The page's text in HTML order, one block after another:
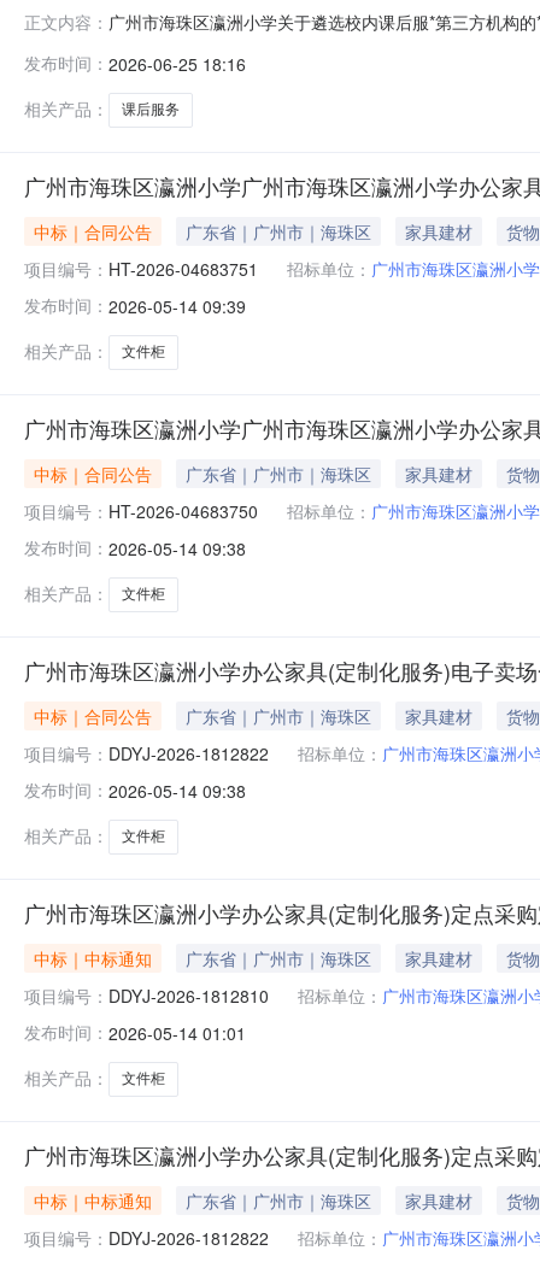
正文内容： 广州市海珠区瀛洲小学关于遴选校内课后服*第三方机构
知》（粤教基函〔2023〕30号）、《广州市教育局关于
发布时间： 2026-06-25 18:16
相关产品：
课后服务
广州市海珠区瀛洲小学广州市海珠区瀛洲小学办公家
中标｜合同公告 广东省｜广州市｜海珠区 家具建材
货物
项目编号： HT-2026-04683751 招标单位： 广州市海珠区瀛洲小学
发布时间： 2026-05-14 09:39
相关产品：
文件柜
广州市海珠区瀛洲小学广州市海珠区瀛洲小学办公家
中标｜合同公告 广东省｜广州市｜海珠区 家具建材
货物
项目编号： HT-2026-04683750 招标单位： 广州市海珠区瀛洲小学
发布时间： 2026-05-14 09:38
相关产品：
文件柜
广州市海珠区瀛洲小学办公家具(定制化服务)电子卖
中标｜合同公告 广东省｜广州市｜海珠区 家具建材
货物
项目编号： DDYJ-2026-1812822 招标单位： 广州市海珠区瀛洲小
发布时间： 2026-05-14 09:38
相关产品：
文件柜
广州市海珠区瀛洲小学办公家具(定制化服务)定点采
中标｜中标通知 广东省｜广州市｜海珠区 家具建材
货物
项目编号： DDYJ-2026-1812810 招标单位： 广州市海珠区瀛洲小
发布时间： 2026-05-14 01:01
相关产品：
文件柜
广州市海珠区瀛洲小学办公家具(定制化服务)定点采
中标｜中标通知 广东省｜广州市｜海珠区 家具建材
货物
项目编号： DDYJ-2026-1812822 招标单位： 广州市海珠区瀛洲小